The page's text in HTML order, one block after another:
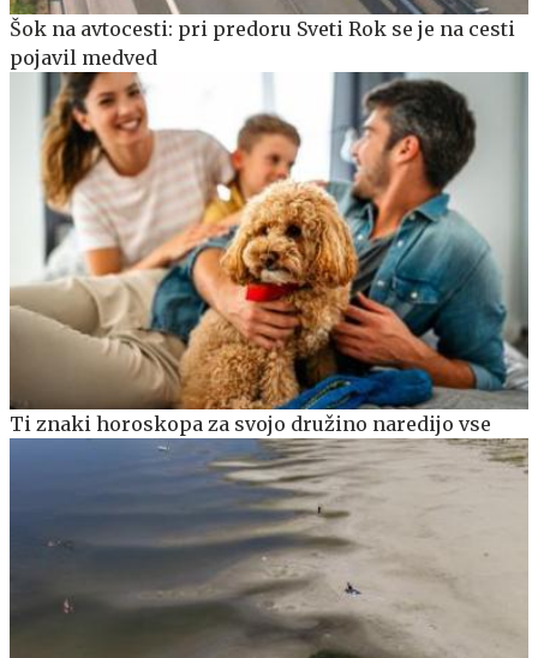
Šok na avtocesti: pri predoru Sveti Rok se je na cesti
pojavil medved
Ti znaki horoskopa za svojo družino naredijo vse